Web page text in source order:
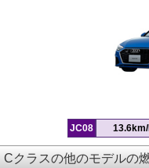
JC08
Cクラスの他のモデルの